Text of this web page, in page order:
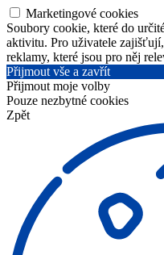
Marketingové cookies
Soubory cookie, které do
aktivitu. Pro uživatele
reklamy, které jsou pro něj
Přijmout vše a zavřít
Přijmout moje volby
Pouze nezbytné cookies
Zpět